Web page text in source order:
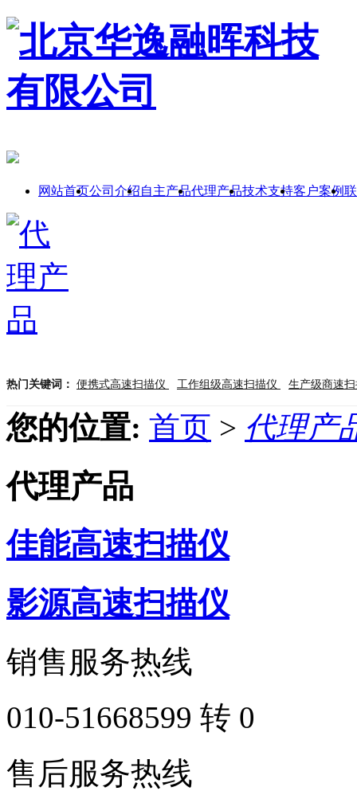
网站首页公司介绍自主产品代理产品技术支持客户案例
热门关键词： 便携式高速扫描仪 工作组级高速扫描仪 生产级商速
您的位置: 首页 > 代理产
代理产品
佳能高速扫描仪
影源高速扫描仪
销售服务热线
010-51668599 转 0
售后服务热线